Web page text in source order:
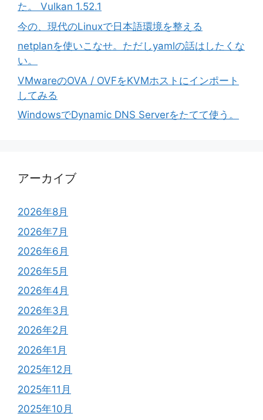
た。 Vulkan 1.52.1
今の、現代のLinuxで日本語環境を整える
netplanを使いこなせ。ただしyamlの話はしたくな
い。
VMwareのOVA / OVFをKVMホストにインポート
してみる
WindowsでDynamic DNS Serverをたてて使う。
アーカイブ
2026年8月
2026年7月
2026年6月
2026年5月
2026年4月
2026年3月
2026年2月
2026年1月
2025年12月
2025年11月
2025年10月